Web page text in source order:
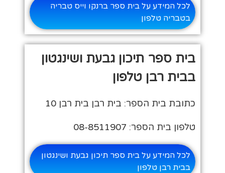
לכל המידע על בית ספר ברנקו וייס טבריה
בטבריה טלפון
בית ספר תיכון גבעת ושינגטון
בבית רבן טלפון
כתובת בית הספר: בית רבן בית רבן 10
טלפון בית הספר: 08-8511907
לכל המידע על בית ספר תיכון גבעת ושינגטון
בבית רבן טלפון